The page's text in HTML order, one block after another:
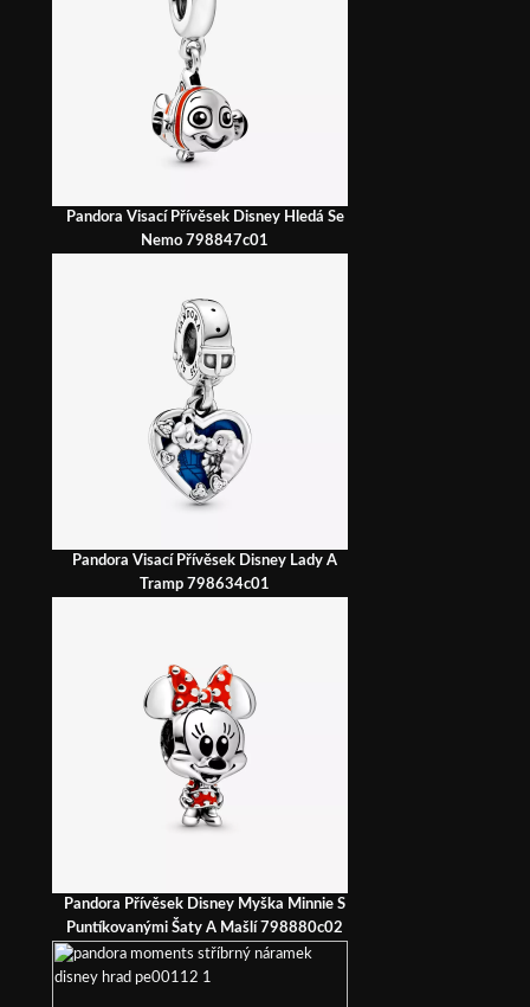
Pandora Visací Přívěsek Disney Hledá Se
Nemo 798847c01
Pandora Visací Přívěsek Disney Lady A
Tramp 798634c01
Pandora Přívěsek Disney Myška Minnie S
Puntíkovanými Šaty A Mašlí 798880c02